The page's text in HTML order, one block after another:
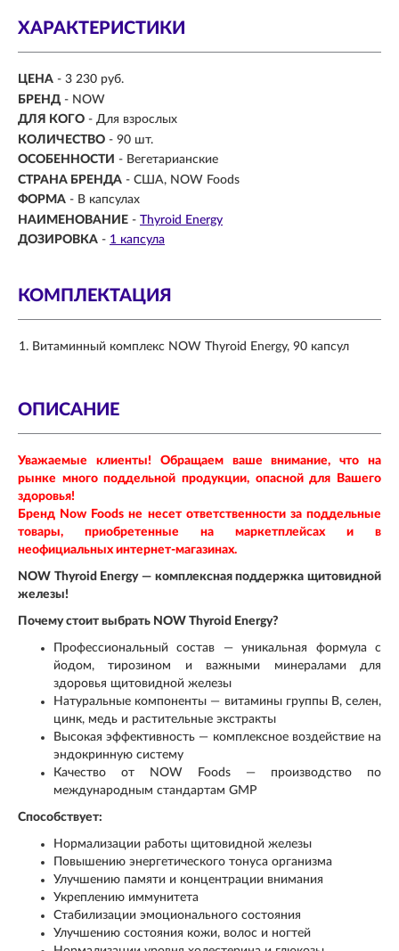
ХАРАКТЕРИСТИКИ
ЦЕНА - 3 230 руб.
БРЕНД - NOW
ДЛЯ КОГО - Для взрослых
КОЛИЧЕСТВО - 90 шт.
ОСОБЕННОСТИ - Вегетарианские
СТРАНА БРЕНДА - США, NOW Foods
ФОРМА - В капсулах
НАИМЕНОВАНИЕ - Thyroid Energy
ДОЗИРОВКА - 1 капсула
КОМПЛЕКТАЦИЯ
Витаминный комплекс NOW Thyroid Energy, 90 капсул
ОПИСАНИЕ
Уважаемые клиенты! Обращаем ваше внимание, что на
рынке много поддельной продукции, опасной для Вашего
здоровья!
Бренд Now Foods не несет ответственности за поддельные
товары, приобретенные на маркетплейсах и в
неофициальных интернет-магазинах.
NOW Thyroid Energy — комплексная поддержка щитовидной
железы!
Почему стоит выбрать NOW Thyroid Energy?
Профессиональный состав — уникальная формула с
йодом, тирозином и важными минералами для
здоровья щитовидной железы
Натуральные компоненты — витамины группы B, селен,
цинк, медь и растительные экстракты
Высокая эффективность — комплексное воздействие на
эндокринную систему
Качество от NOW Foods — производство по
международным стандартам GMP
Способствует:
Нормализации работы щитовидной железы
Повышению энергетического тонуса организма
Улучшению памяти и концентрации внимания
Укреплению иммунитета
Стабилизации эмоционального состояния
Улучшению состояния кожи, волос и ногтей